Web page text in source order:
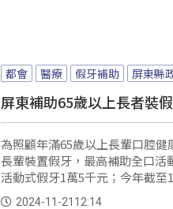
都會 醫療 假牙補助 屏東縣
屏東補助65歲以上長者裝
為照顧年滿65歲以上長輩口腔
長輩裝置假牙，最高補助全口
活動式假牙1萬5千元；今年截至
前尚有經費，衛生局呼籲符合條
2024-11-21 12:14